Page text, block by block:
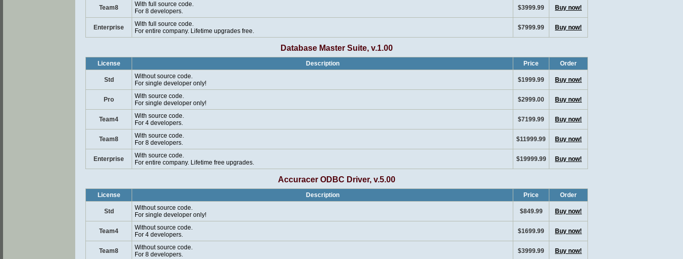
Team8
With full source code.
For 8 developers.
$3999.99 Buy now!
Enterprise
With full source code.
For entire company. Lifetime upgrades free.
$7999.99 Buy now!
Database Master Suite, v.1.00
License Description Price Order
Std
Without source code.
For single developer only!
$1999.99 Buy now!
Pro
With source code.
For single developer only!
$2999.00 Buy now!
Team4
With source code.
For 4 developers.
$7199.99 Buy now!
Team8
With source code.
For 8 developers.
$11999.99 Buy now!
Enterprise
With source code.
For entire company. Lifetime free upgrades.
$19999.99 Buy now!
Accuracer ODBC Driver, v.5.00
License Description Price Order
Std
Without source code.
For single developer only!
$849.99 Buy now!
Team4
Without source code.
For 4 developers.
$1699.99 Buy now!
Team8
Without source code.
For 8 developers.
$3999.99 Buy now!